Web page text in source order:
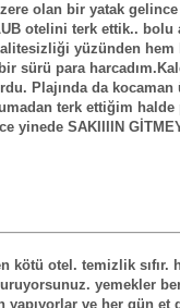
olan bir yatak
otelini terk ettik.. bolu
yüzünden hem
sürü para
Plajında da kocaman
terk ettiğim halde
yinede SAKIIIIN
kötü otel. temizlik sıfır.
yemekler
yapıyorlar ve her gün et